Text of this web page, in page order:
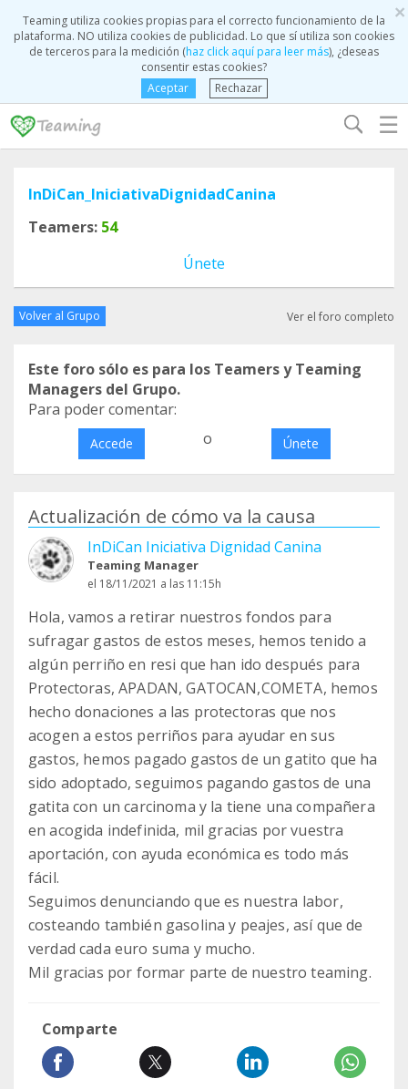
×
Teaming utiliza cookies propias para el correcto funcionamiento de la
plataforma. NO utiliza cookies de publicidad. Lo que sí utiliza son cookies
de terceros para la medición (haz click aquí para leer más), ¿deseas
consentir estas cookies?
Aceptar
Rechazar
☰
InDiCan_IniciativaDignidadCanina
Teamers: 54
Únete
Volver al Grupo Ver el foro completo
Este foro sólo es para los Teamers y Teaming
Managers del Grupo.
Para poder comentar:
Accede o Únete
Actualización de cómo va la causa
InDiCan Iniciativa Dignidad Canina
Teaming Manager
el 18/11/2021 a las 11:15h
Hola, vamos a retirar nuestros fondos para
sufragar gastos de estos meses, hemos tenido a
algún perriño en resi que han ido después para
Protectoras, APADAN, GATOCAN,COMETA, hemos
hecho donaciones a las protectoras que nos
acogen a estos perriños para ayudar en sus
gastos, hemos pagado gastos de un gatito que ha
sido adoptado, seguimos pagando gastos de una
gatita con un carcinoma y la tiene una compañera
en acogida indefinida, mil gracias por vuestra
aportación, con ayuda económica es todo más
fácil.
Seguimos denunciando que es nuestra labor,
costeando también gasolina y peajes, así que de
verdad cada euro suma y mucho.
Mil gracias por formar parte de nuestro teaming.
Comparte